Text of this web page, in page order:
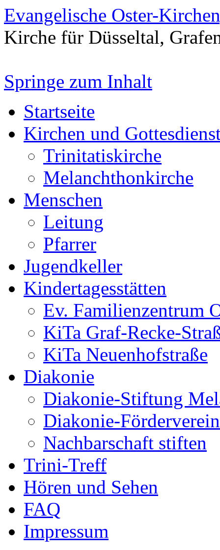
Evangelische Oster-
Kirche für Düsseltal,
Springe zum Inhalt
Startseite
Kirchen und
Trinitatiskirche
Melanchthonkirche
Menschen
Leitung
Pfarrer
Jugendkeller
Kindertagesstätten
Ev. Familienzentrum
KiTa Graf-Recke-
KiTa Neuenhofstraße
Diakonie
Diakonie-Stiftung
Diakonie-
Nachbarschaft stiften
Trini-Treff
Hören und Sehen
FAQ
Impressum